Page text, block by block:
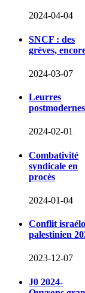
2024-04-04
SNCF : des
grèves,
2024-03-07
Leurres
postmodernes
2024-02-01
Combativité
syndicale en
procès
2024-01-04
Conflit
palestinien
2023-12-07
J0 2024-